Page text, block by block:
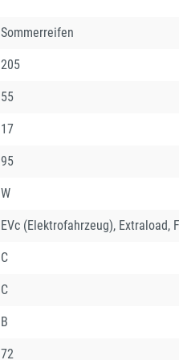
Sommerreifen
205
55
17
95
W
EVc (Elektrofahrzeug), Extraload,
C
C
B
72